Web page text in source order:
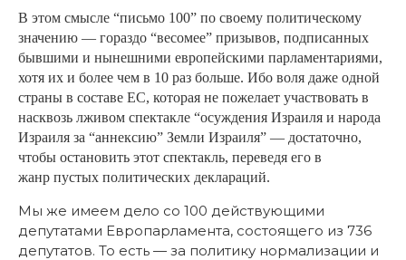
В этом смысле “письмо 100” по своему политическому
значению — гораздо “весомее” призывов, подписанных
бывшими и нынешними европейскими парламентариями,
хотя их и более чем в 10 раз больше. Ибо воля даже одной
страны в составе ЕС, которая не пожелает участвовать в
насквозь лживом спектакле “осуждения Израиля и народа
Израиля за “аннексию” Земли Израиля” — достаточно,
чтобы остановить этот спектакль, переведя его в
жанр пустых политических деклараций.
Мы же имеем дело со 100 действующими
депутатами Европарламента, состоящего из 736
депутатов. То есть — за политику нормализации и